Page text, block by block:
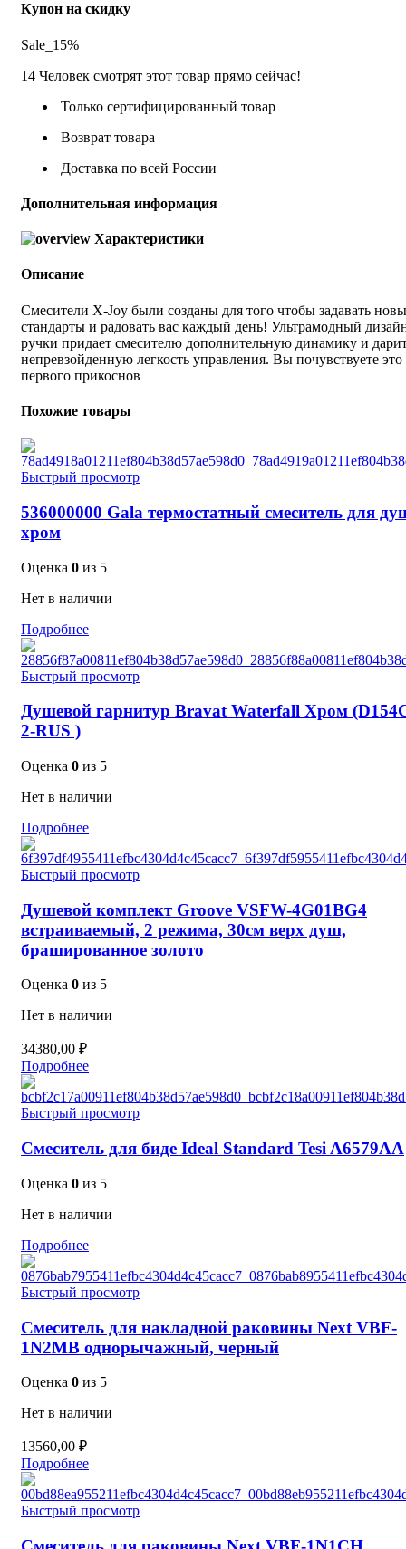
Купон на скидку
Sale_15%
14 Человек смотрят этот товар прямо сейчас!
Только сертифицированный товар
Возврат товара
Доставка по всей России
Дополнительная информация
Характеристики
Описание
Смесители X-Joy были созданы для того чтобы задавать
стандарты и радовать вас каждый день! Ультрамодный
ручки придает смесителю дополнительную динамику и
непревзойденную легкость управления. Вы почувствуете это
первого прикоснов
Похожие товары
Быстрый просмотр
536000000 Gala термостатный смеситель для
хром
Оценка 0 из 5
Нет в наличии
Подробнее
Быстрый просмотр
Душевой гарнитур Bravat Waterfall Хром
2-RUS )
Оценка 0 из 5
Нет в наличии
Подробнее
Быстрый просмотр
Душевой комплект Groove VSFW-4G01BG4
встраиваемый, 2 режима, 30см верх душ,
брашированное золото
Оценка 0 из 5
Нет в наличии
34380,00 ₽
Подробнее
Быстрый просмотр
Смеситель для биде Ideal Standard Tesi A6579AA
Оценка 0 из 5
Нет в наличии
Подробнее
Быстрый просмотр
Смеситель для накладной раковины Next VBF-
1N2MB однорычажный, черный
Оценка 0 из 5
Нет в наличии
13560,00 ₽
Подробнее
Быстрый просмотр